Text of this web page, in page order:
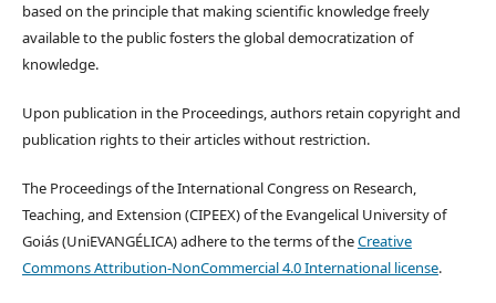
based on the principle that making scientific knowledge freely
available to the public fosters the global democratization of
knowledge.
Upon publication in the Proceedings, authors retain copyright and
publication rights to their articles without restriction.
The Proceedings of the International Congress on Research,
Teaching, and Extension (CIPEEX) of the Evangelical University of
Goiás (UniEVANGÉLICA) adhere to the terms of theCreative
Commons Attribution-NonCommercial 4.0 International license.